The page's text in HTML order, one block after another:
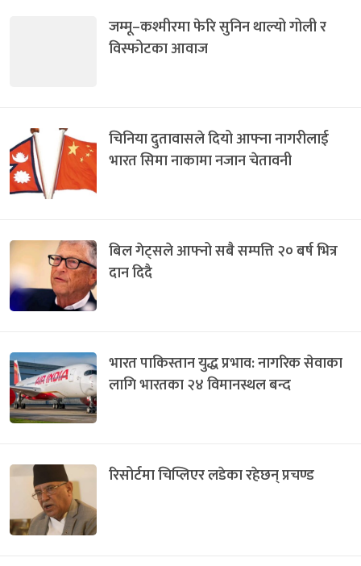
जम्मू–कश्मीरमा फेरि सुनिन थाल्यो गोली र
विस्फोटका आवाज
चिनिया दुतावासले दियो आफ्ना नागरीलाई
भारत सिमा नाकामा नजान चेतावनी
बिल गेट्सले आफ्नो सबै सम्पत्ति २० बर्ष भित्र
दान दिदै
भारत पाकिस्तान युद्ध प्रभाव: नागरिक सेवाका
लागि भारतका २४ विमानस्थल बन्द
रिसोर्टमा चिप्लिएर लडेका रहेछन् प्रचण्ड